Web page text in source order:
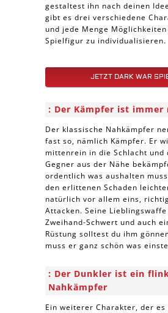
gestaltest ihn nach deinen
gibt es drei verschiedene
und jede Menge
Spielfigur zu individualisieren.
JETZT DARK WAR
Der Kämpfer ist
Der klassische Nahkämpfer
fast so, nämlich Kämpfer. Er
mittenrein in die Schlacht und
Gegner aus der Nähe
ordentlich was aushalten
den erlittenen Schaden
natürlich vor allem eins,
Attacken. Seine
Zweihand-Schwert und auch
Rüstung solltest du ihm
muss er ganz schön was
Der Dunkler ist ein
Nahkämpfer
Ein weiterer Charakter, der es